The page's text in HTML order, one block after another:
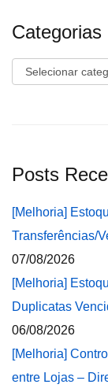
Categorias
Categorias
Posts
[Melhoria]
Transferências/
07/08/2026
[Melhoria]
Duplicatas
06/08/2026
[Melhoria]
entre Lojas –